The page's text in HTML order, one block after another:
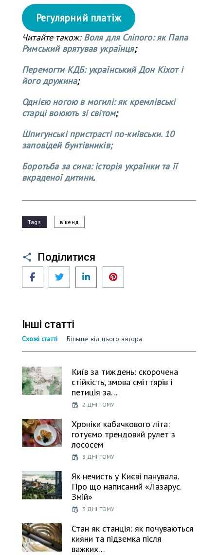
Регулярний платіж
Читайте також: Воля для Сліпого: як Папа
Римський врятував українця;
Перемогти КДБ: український Дон Кіхот і
його дружина;
Однією ногою в могилі: як кремлівські
старці воюють зі світом;
Шпигунські пристрасті по-київськи. 10
заповідей бунтівників;
Боротьба за сина: історія українки та її
вкраденої дитини.
Tags вікенд
Поділитися
Facebook Twitter LinkedIn
Інші статті
Схожі статті Більше від цього автора
Київ за тиждень: скорочена
стійкість, змова сміттярів і
петиція за…
2 ДНІ ТОМУ
Хроніки кабачкового літа:
готуємо трендовий рулет з
лососем
3 ДНІ ТОМУ
Як нечисть у Києві панувала.
Про що написаний «Лазарус.
Змій»
3 ДНІ ТОМУ
Стан як станція: як почуваються
кияни та підземка після
важких…